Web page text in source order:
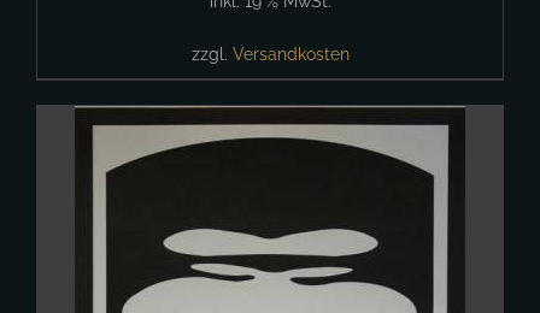
zzgl. Versandkosten